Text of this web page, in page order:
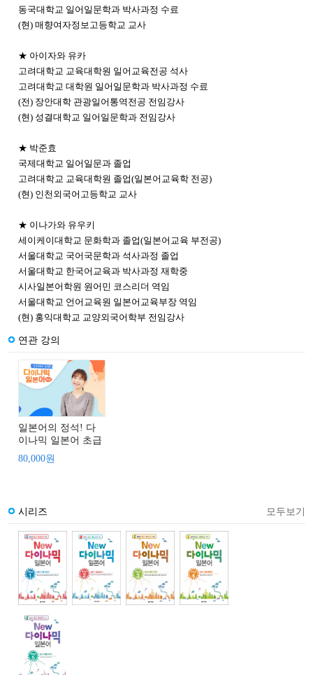
동국대학교 일어일문학과 박사과정 수료
(현) 매향여자정보고등학교 교사
★ 아이자와 유카
고려대학교 교육대학원 일어교육전공 석사
고려대학교 대학원 일어일문학과 박사과정 수료
(전) 장안대학 관광일어통역전공 전임강사
(현) 성결대학교 일어일문학과 전임강사
★ 박준효
국제대학교 일어일문과 졸업
고려대학교 교육대학원 졸업(일본어교육학 전공)
(현) 인천외국어고등학교 교사
★ 이나가와 유우키
세이케이대학교 문화학과 졸업(일본어교육 부전공)
서울대학교 국어국문학과 석사과정 졸업
서울대학교 한국어교육과 박사과정 재학중
시사일본어학원 원어민 코스리더 역임
서울대학교 언어교육원 일본어교육부장 역임
(현) 홍익대학교 교양외국어학부 전임강사
연관 강의
일본어의 정석! 다
이나믹 일본어 초급
80,000원
시리즈 모두보기